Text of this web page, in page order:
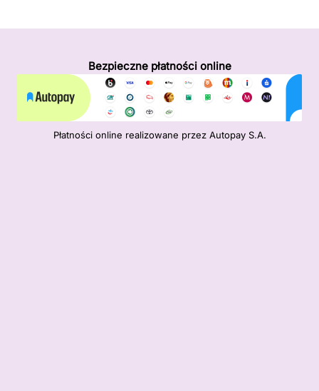
Bezpieczne płatności online
Płatności online realizowane przez Autopay S.A.